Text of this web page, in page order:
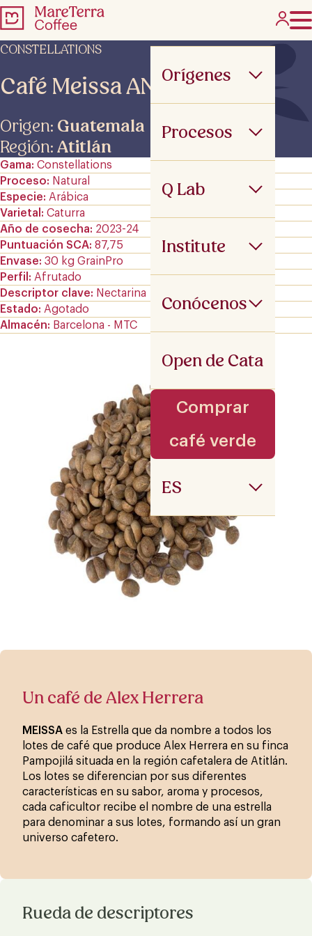
Orígenes
Procesos
Q Lab
Institute
Conócenos
Open de Cata
Comprar
café verde
ES
CONSTELLATIONS
Café Meissa ANE
Origen: Guatemala
Región:Atitlán
Gama Constellations
Proceso
Natural
Especie
Arábica
Varietal
Caturra
Año de cosecha
2023-24
Puntuación SCA 87,75
Envase 30 kg GrainPro
Perfil
Afrutado
Descriptor clave
Nectarina
Estado
Agotado
Almacén
Barcelona - MTC
Un café de Alex Herrera
MEISSA es la Estrella que da nombre a todos los
lotes de café que produce Alex Herrera en su finca
Pampojilá situada en la región cafetalera de Atitlán.
Los lotes se diferencian por sus diferentes
características en su sabor, aroma y procesos,
cada caficultor recibe el nombre de una estrella
para denominar a sus lotes, formando así un gran
universo cafetero.
Rueda de descriptores